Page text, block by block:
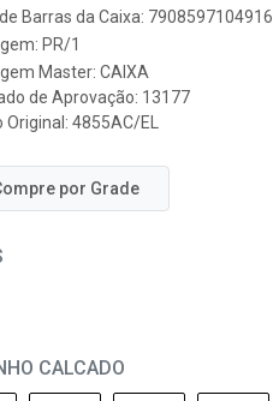
Barras da Caixa: 7908597104916
PR/1
Master: CAIXA
de Aprovação: 13177
Original: 4855AC/EL
por Grade
CALCADO